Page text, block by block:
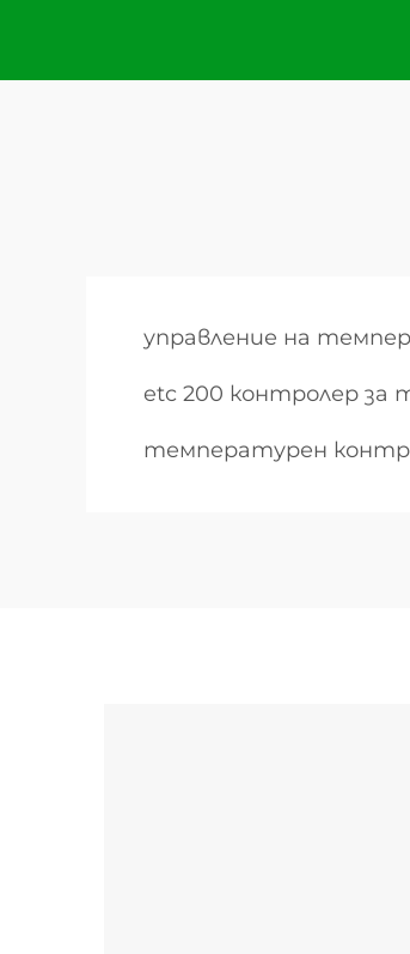
управление на
etc 200 контролер за
температурен